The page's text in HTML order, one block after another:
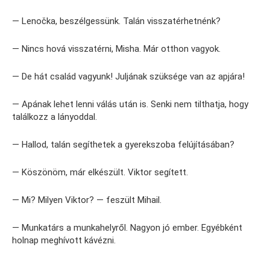
— Lenočka, beszélgessünk. Talán visszatérhetnénk?
— Nincs hová visszatérni, Misha. Már otthon vagyok.
— De hát család vagyunk! Juljának szüksége van az apjára!
— Apának lehet lenni válás után is. Senki nem tilthatja, hogy
találkozz a lányoddal.
— Hallod, talán segíthetek a gyerekszoba felújításában?
— Köszönöm, már elkészült. Viktor segített.
— Mi? Milyen Viktor? — feszült Mihail.
— Munkatárs a munkahelyről. Nagyon jó ember. Egyébként
holnap meghívott kávézni.